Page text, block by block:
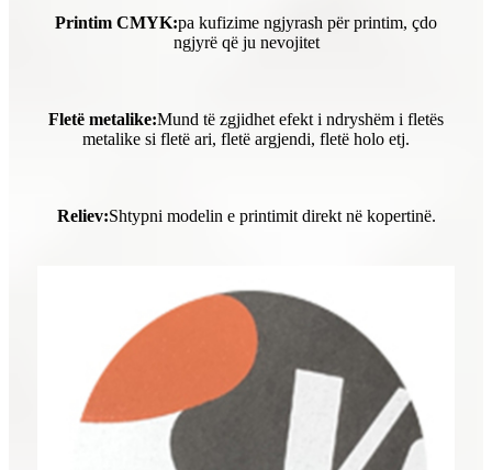
Printim CMYK:pa kufizime ngjyrash për printim, çdo
ngjyrë që ju nevojitet
Fletë metalike:Mund të zgjidhet efekt i ndryshëm i fletës
metalike si fletë ari, fletë argjendi, fletë holo etj.
Reliev:Shtypni modelin e printimit direkt në kopertinë.